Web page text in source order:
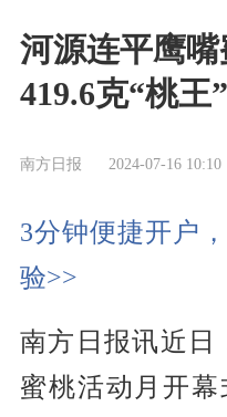
河源连平鹰
419.6克“桃王
南方日报 2024-07-16 10:10
3分钟便捷开户
验>>
南方日报讯近日
蜜桃活动月开